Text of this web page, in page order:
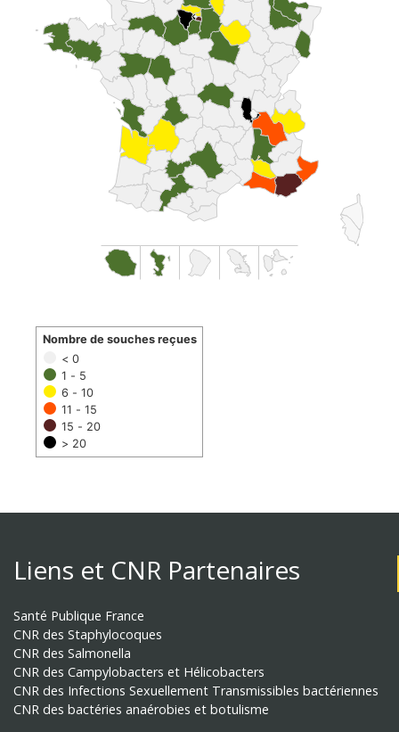
< 0
1 - 5
6 - 10
11 - 15
15 - 20
> 20
Nombre de souches reçues
Liens et CNR Partenaires
Santé Publique France
CNR des Staphylocoques
CNR des Salmonella
CNR des Campylobacters et Hélicobacters
CNR des Infections Sexuellement Transmissibles bactériennes
CNR des bactéries anaérobies et botulisme